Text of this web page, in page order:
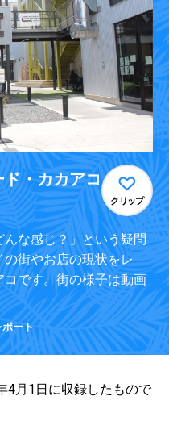
・カカアコ
クリップ
な感じ？」という疑問
街やお店の現状をレ
です。街の様子は動画
ート
4月1日に収録したもので